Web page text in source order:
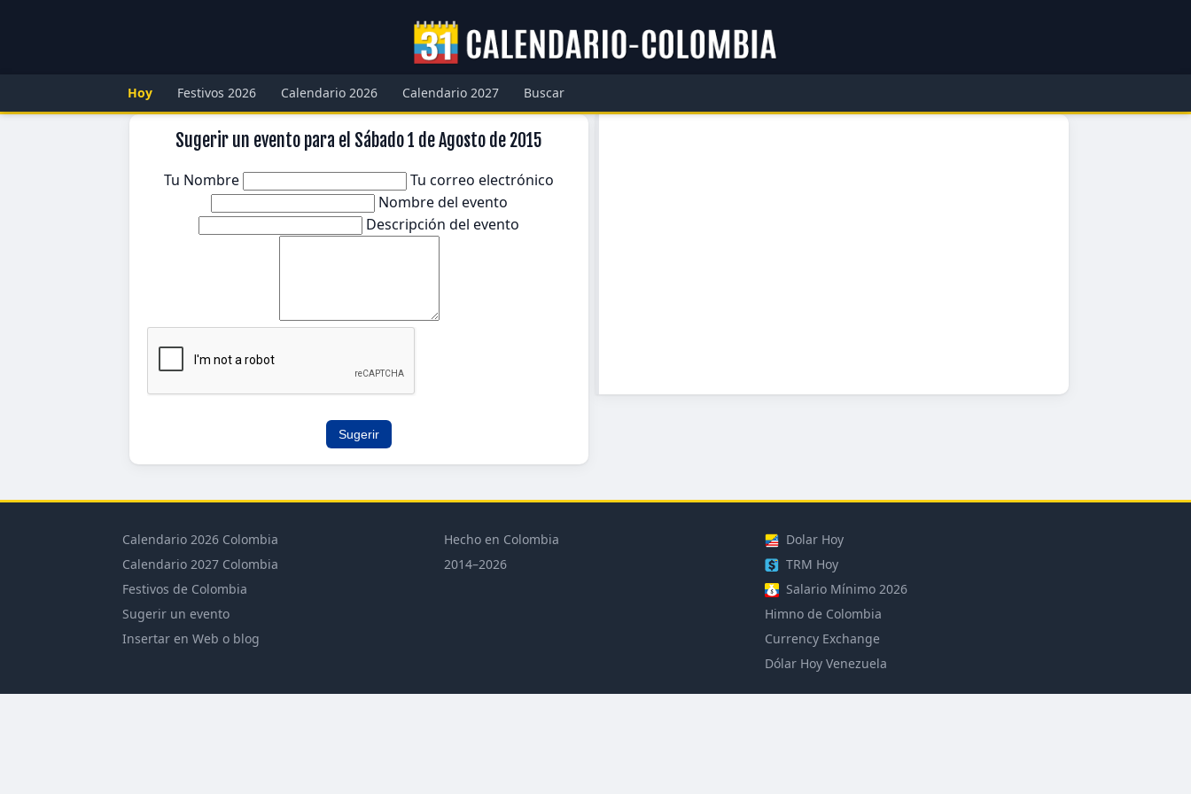
Hoy Festivos 2026 Calendario 2026 Calendario 2027 Buscar
Sugerir un evento para el Sábado 1 de Agosto de 2015
Tu Nombre
Tu correo electrónico
Nombre del evento
Descripción del evento
Sugerir
Calendario 2026 Colombia
Calendario 2027 Colombia
Festivos de Colombia
Sugerir un evento
Insertar en Web o blog
Hecho en Colombia
2014–2026
Dolar Hoy
TRM Hoy
Salario Mínimo 2026
Himno de Colombia
Currency Exchange
Dólar Hoy Venezuela